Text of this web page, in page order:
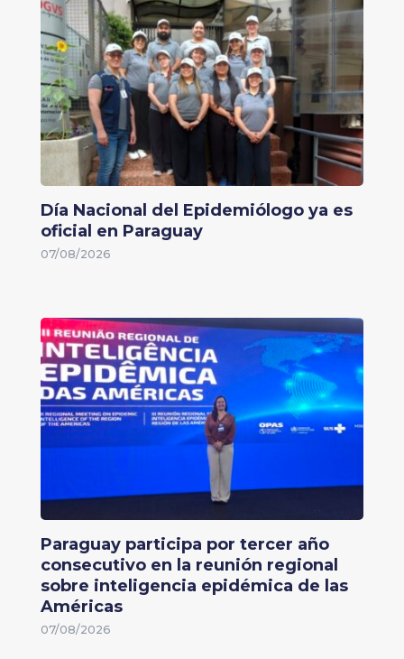
Día Nacional del Epidemiólogo ya es
oficial en Paraguay
07/08/2026
Paraguay participa por tercer año
consecutivo en la reunión regional
sobre inteligencia epidémica de las
Américas
07/08/2026